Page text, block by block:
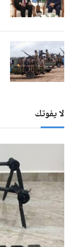
لا يفوتك